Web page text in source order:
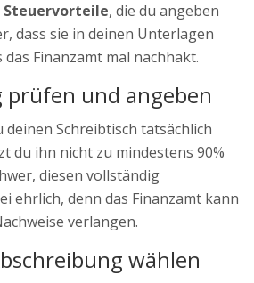
Steuervorteile, die du angeben
dass sie in deinen Unterlagen
Finanzamt mal nachhakt.
prüfen und angeben
Schreibtisch tatsächlich
du ihn nicht zu mindestens 90%
diesen vollständig
ehrlich, denn das Finanzamt kann
verlangen.
wählen